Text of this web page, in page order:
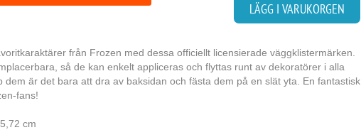
LÄGG I VARUKORGEN
från Frozen med dessa officiellt licensierade väggklistermärken.
så de kan enkelt appliceras och flyttas runt av dekoratörer i alla
dem är det bara att dra av baksidan och fästa dem på en slät yta. En fantastisk
fans!
cm